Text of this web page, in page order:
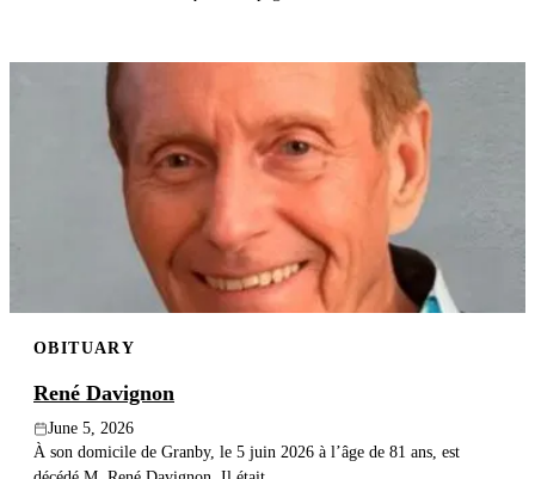
OBITUARY
René Davignon
June 5, 2026
À son domicile de Granby, le 5 juin 2026 à l’âge de 81 ans, est